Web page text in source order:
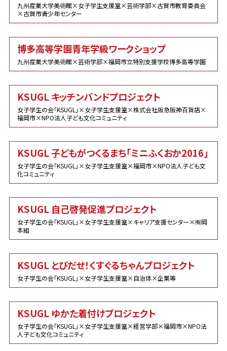
九州産業大学美術館×女子学生支援室×芸術学部×古賀市教育委員会
×古賀市青少年センター
博多高等学園青年学級ワークショップ
九州産業大学美術館×芸術学部×福岡市立特別支援学校博多高等学園
KSUGL キッチンバンドプロジェクト
女子学生の会「KSUGL」×女子学生支援室×株式会社阪急阪神百貨店×
福岡市×NPO法人子ども文化コミュニティ
KSUGL 子どもがつくるまち「ミニふくおか2016」
女子学生の会「KSUGL」×女子学生支援室×福岡市×NPO法人子ども文
化コミュニティ
KSUGL 自己啓発促進プロジェクト
女子学生の会「KSUGL」×女子学生支援室×キャリア支援センター×㈲岡
本組
KSUGL とびだせ！くすぐるちゃんプロジェクト
女子学生の会「KSUGL」×女子学生支援室×自治体×企業等
KSUGL ゆかた着付けプロジェクト
女子学生の会「KSUGL」×女子学生支援室×経営学部×福岡市×NPO法
人子ども文化コミュニティ